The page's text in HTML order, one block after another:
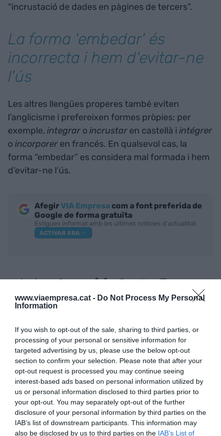
www.viaempresa.cat - Do Not Process My Personal
Information
If you wish to opt-out of the sale, sharing to third parties, or
processing of your personal or sensitive information for
targeted advertising by us, please use the below opt-out
section to confirm your selection. Please note that after your
opt-out request is processed you may continue seeing
interest-based ads based on personal information utilized by
us or personal information disclosed to third parties prior to
your opt-out. You may separately opt-out of the further
disclosure of your personal information by third parties on the
IAB’s list of downstream participants. This information may
also be disclosed by us to third parties on the IAB’s List of
“incrustació de dades en pàgines de tercers”.
La forma 'embedar' és
incorrecta i hem d'evitar-ne
l'ús
Les altres llengües properes també eviten
l’anglicisme i prefereixen formes pròpies: per
exemple, integrar oincrustar en castellà i intégrer
oincorporer en francés. En qualsevol cas, la
forma “embedar” es considera mal formada i hem
d’evitar-ne l’ús.
AfegirVIA Empresa com a font preferida de
Google de forma gratuïta
Estigues informat amb les últimes notícies d'actualitat
ACTIVAR ARA
RELACIONADES